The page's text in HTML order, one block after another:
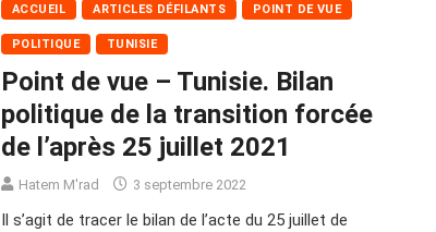
ACCUEIL ARTICLES DÉFILANTS POINT DE VUE
POLITIQUE TUNISIE
Point de vue – Tunisie. Bilan
politique de la transition forcée
de l’après 25 juillet 2021
Hatem M'rad 3 septembre 2022
Il s’agit de tracer le bilan de l’acte du 25 juillet de